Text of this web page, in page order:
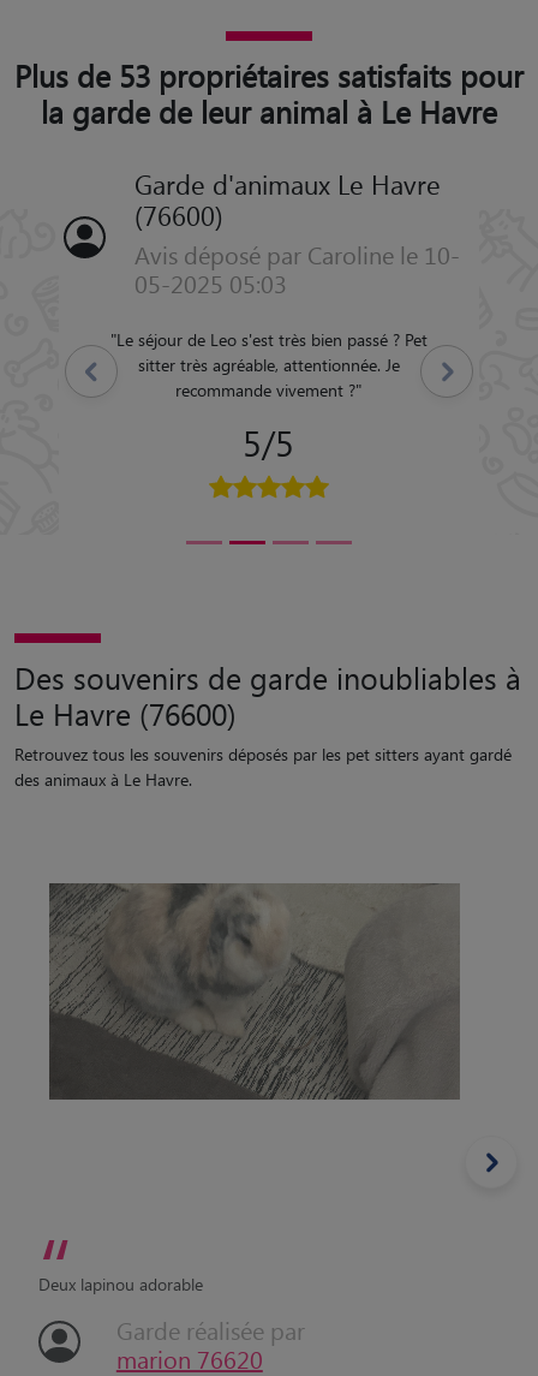
Plus de 53 propriétaires satisfaits pour
la garde de leur animal à Le Havre
Garde d'animaux Le Havre
(76600)
Avis déposé par Caroline le 10-
05-2025 05:03
"Le séjour de Leo s'est très bien passé ? Pet
sitter très agréable, attentionnée. Je
recommande vivement ?"
5/5
Précédent Suivant
Des souvenirs de garde inoubliables à
Le Havre (76600)
Retrouvez tous les souvenirs déposés par les pet sitters ayant gardé
des animaux à Le Havre.
“
Deux lapinou adorable
Garde réalisée par
marion 76620